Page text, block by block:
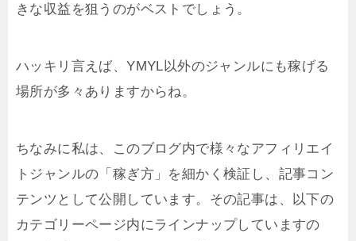
きな収益を狙うのがベストでしょう。
ハッキリ言えば、YMYL以外のジャンルにも稼げる
場所が多々ありますからね。
ちなみに私は、このブログ内で様々なアフィリエイ
トジャンルの「稼ぎ方」を細かく検証し、記事コン
テンツとして公開しています。その記事は、以下の
カテゴリーページ内にラインナップしていますの